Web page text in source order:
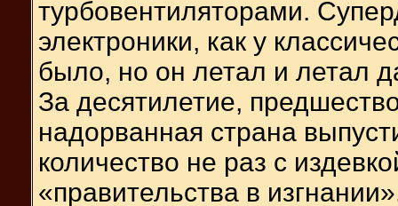
турбовентиляторами.
электроники, как у
было, но он летал и летал
За десятилетие,
надорванная страна
количество не раз с
«правительства в